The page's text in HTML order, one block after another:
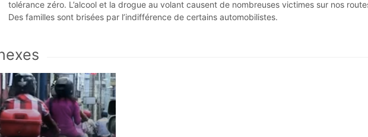
tolérance zéro. L’alcool et la drogue au volant causent de nombreuses victimes sur nos
Des familles sont brisées par l’indifférence de certains automobilistes.